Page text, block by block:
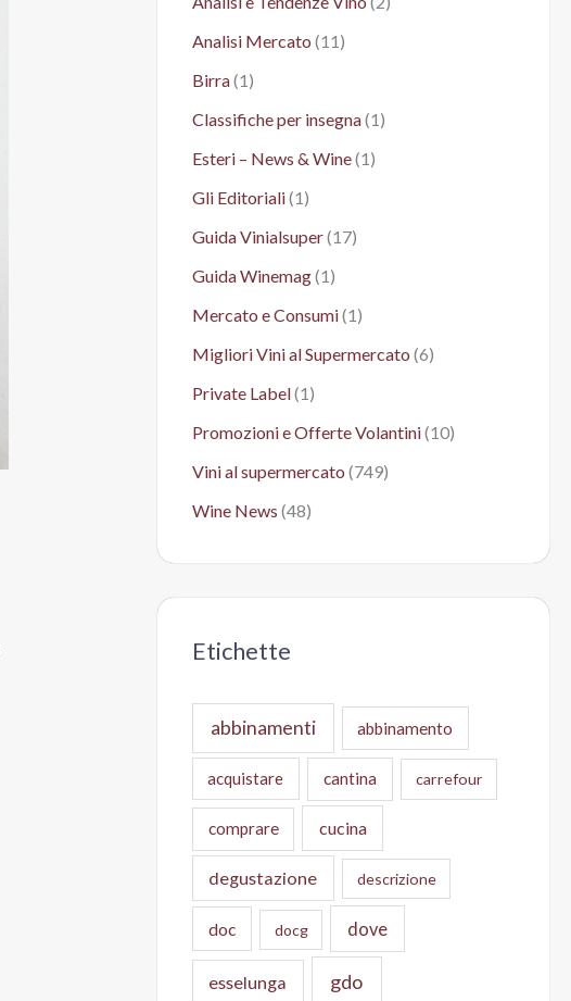
Analisi Mercato (11)
Birra(1)
Classifiche per insegna(1)
Esteri – News & Wine(1)
Gli Editoriali(1)
Guida Vinialsuper(17)
Guida Winemag(1)
Mercato e Consumi(1)
Migliori Vini al Supermercato (6)
Private Label(1)
Promozioni e Offerte Volantini(10)
Vini al supermercato (749)
Wine News (48)
Etichette
abbinamenti abbinamento
acquistare cantina carrefour
comprare cucina
degustazione descrizione
doc docg dove
esselunga gdo